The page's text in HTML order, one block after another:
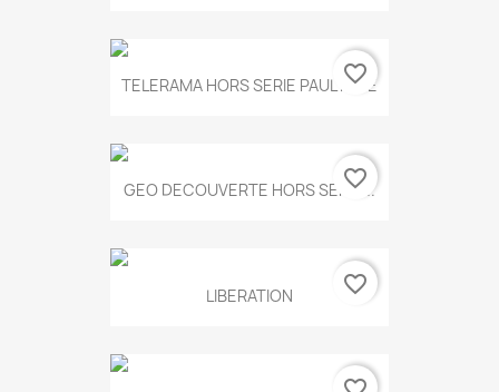
TELERAMA HORS SERIE PAUL KLEE
favorite_border
GEO DECOUVERTE HORS SERIE...
favorite_border
LIBERATION favorite_border